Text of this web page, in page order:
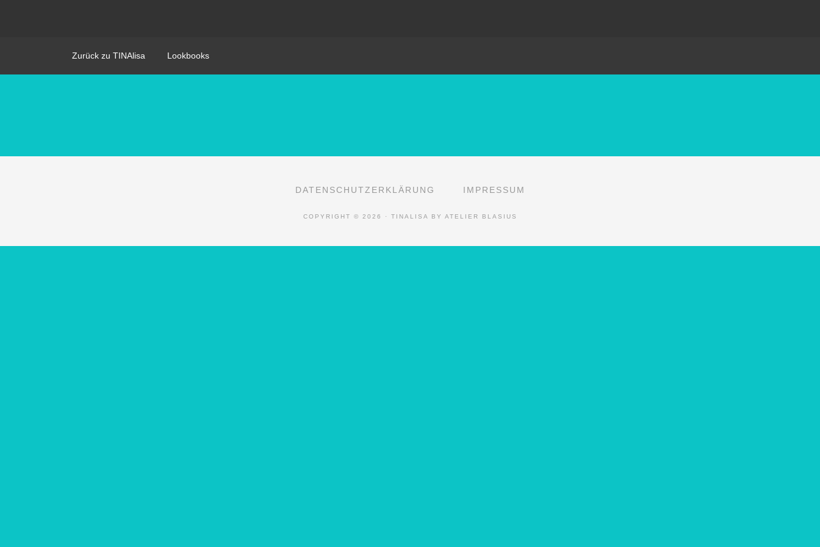
Zurück zu TINAlisa Lookbooks
DATENSCHUTZERKLÄRUNG IMPRESSUM
COPYRIGHT © 2026 · TINALISA BY ATELIER BLASIUS